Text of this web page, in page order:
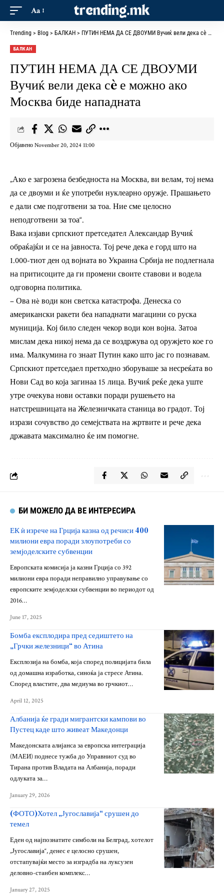
Aa
Trending > Blog > БАЛКАН > ПУТИН НЕМА ДА СЕ ДВОУМИ Вучиќ вели дека сè е можно ако Москва биде нападната
БАЛКАН
ПУТИН НЕМА ДА СЕ ДВОУМИ
Вучиќ вели дека сè е можно ако
Москва биде нападната
Објавено November 20, 2024 11:00
„Ако е загрозена безбедноста на Москва, ви велам, тој нема
да се двоуми и ќе употреби нуклеарно оружје. Прашањето
е дали сме подготвени за тоа. Ние сме целосно
неподготвени за тоа“.
Вака изјави српскиот претседател Александар Вучиќ
обраќајќи и се на јавноста. Тој рече дека е горд што на
1.000-тиот ден од војната во Украина Србија не подлегнала
на притисоците да ги промени своите ставови и водела
одговорна политика.
– Ова нè води кон светска катастрофа. Денеска со
американски ракети беа нападнати магацини со руска
муниција. Кој било следен чекор води кон војна. Затоа
мислам дека никој нема да се воздржува од оружјето кое го
има. Малкумина го знаат Путин како што јас го познавам.
Српскиот претседаел претходно зборуваше за несреќата во
Нови Сад во која загинаа 15 лица. Вучиќ реќе дека уште
утре очекува нови оставки поради рушењето на
натстрешницата на Железничката станица во градот. Тој
изрази сочувство до семејствата на жртвите и рече дека
државата максимално ќе им помогне.
БИ МОЖЕЛО ДА ВЕ ИНТЕРЕСИРА
ЕК ѝ изрече на Грција казна од речиси 400
милиони евра поради злоупотреби со
земјоделските субвенции
Европската комисија ја казни Грција со 392
милиони евра поради неправилно управување со
европските земјоделски субвенции во периодот од
2016…
June 17, 2025
Бомба експлодира пред седиштето на
„Грчки железници“ во Атина
Експлозија на бомба, која според полицијата била
од домашна изработка, синоќа ја стресе Атина.
Според властите, два медиума во грчкиот…
April 12, 2025
Албанија ќе гради мигрантски кампови во
Пустец каде што живеат Македонци
Македонската алијанса за европска интеграција
(МАЕИ) поднесе тужба до Управниот суд во
Тирана против Владата на Албанија, поради
одлуката за…
January 29, 2026
(ФОТО)Хотел „Југославија“ срушен до
темел
Еден од најпознатите симболи на Белград, хотелот
„Југославија“, денес е целосно срушен,
отстапувајќи место за изградба на луксузен
деловно-станбен комплекс…
January 27, 2025